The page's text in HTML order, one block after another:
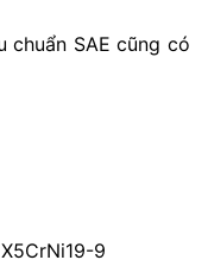
SAE cũng có
9